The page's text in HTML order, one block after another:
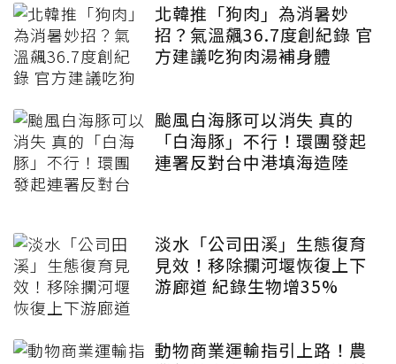
北韓推「狗肉」為消暑妙
招？氣溫飆36.7度創紀錄 官
方建議吃狗肉湯補身體
颱風白海豚可以消失 真的
「白海豚」不行！環團發起
連署反對台中港填海造陸
淡水「公司田溪」生態復育
見效！移除攔河堰恢復上下
游廊道 紀錄生物增35%
動物商業運輸指引上路！農